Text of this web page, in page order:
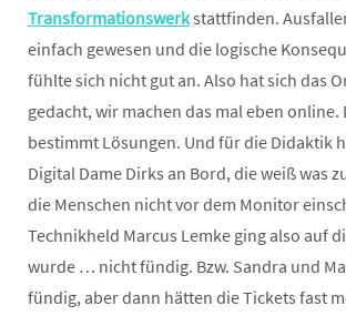
Transformationswerkstattfinden.
einfach gewesen und die logische
fühlte sich nicht gut an. Also hat sich das
gedacht, wir machen das mal eben online.
bestimmt Lösungen. Und für die Didaktik
Digital Dame Dirks an Bord, die weiß was
die Menschen nicht vor dem Monitor
Technikheld Marcus Lemke ging also auf
wurde … nicht fündig. Bzw. Sandra und
fündig, aber dann hätten die Tickets fast